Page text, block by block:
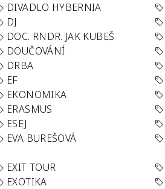
DIVADLO HYBERNIA
DJ
DOC. RNDR. JAK KUBEŠ
DOUČOVÁNÍ
DRBA
EF
EKONOMIKA
ERASMUS
ESEJ
EVA BUREŠOVÁ
EXIT TOUR
EXOTIKA